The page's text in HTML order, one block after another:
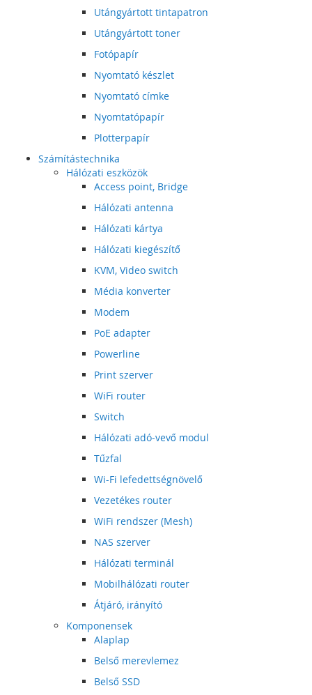
Utángyártott tintapatron
Utángyártott toner
Fotópapír
Nyomtató készlet
Nyomtató címke
Nyomtatópapír
Plotterpapír
Számítástechnika
Hálózati eszközök
Access point, Bridge
Hálózati antenna
Hálózati kártya
Hálózati kiegészítő
KVM, Video switch
Média konverter
Modem
PoE adapter
Powerline
Print szerver
WiFi router
Switch
Hálózati adó-vevő modul
Tűzfal
Wi-Fi lefedettségnövelő
Vezetékes router
WiFi rendszer (Mesh)
NAS szerver
Hálózati terminál
Mobilhálózati router
Átjáró, irányító
Komponensek
Alaplap
Belső merevlemez
Belső SSD